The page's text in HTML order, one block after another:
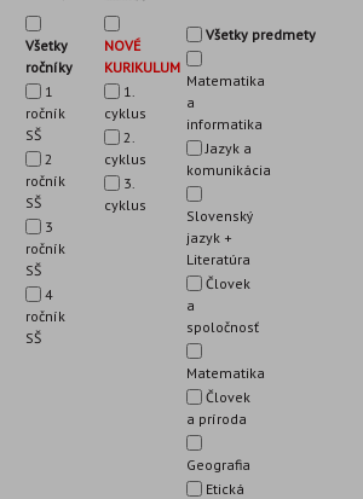
Všetky
ročníky
1
ročník
SŠ
2
ročník
SŠ
3
ročník
SŠ
4
ročník
SŠ
NOVÉ
KURIKULUM
1.
cyklus
2.
cyklus
3.
cyklus
Všetky predmety
Matematika
a
informatika
Jazyk a
komunikácia
Slovenský
jazyk +
Literatúra
Človek
a
spoločnosť
Matematika
Človek
a príroda
Geografia
Etická